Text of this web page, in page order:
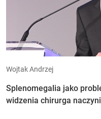
Wojtak Andrzej
Splenomegalia jako
widzenia chirurga